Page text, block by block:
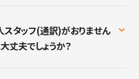
数在籍しております。 語学レベ
希望に合わせてご検討いただけ
タッフ(通訳)がおりません
丈夫でしょうか？
国人スタッフが在籍しておりま